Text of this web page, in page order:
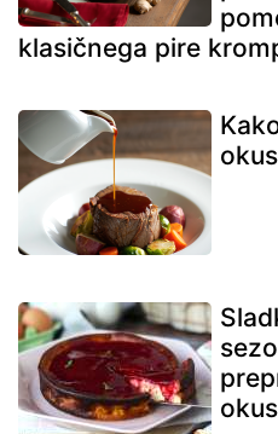
klasičnega pire